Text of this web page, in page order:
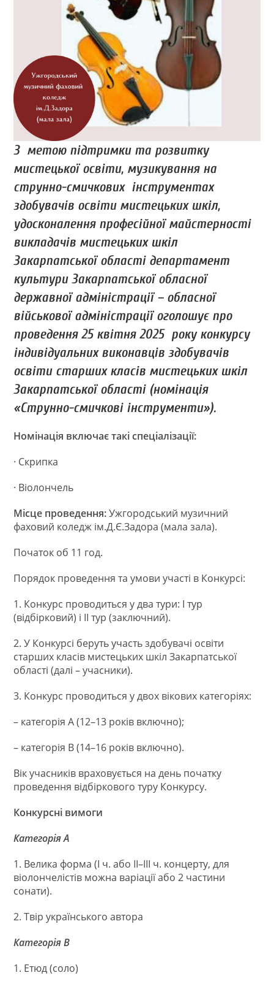
З метою підтримки та розвитку
мистецької освіти, музикування на
струнно-смичкових інструментах
здобувачів освіти мистецьких шкіл,
удосконалення професійної майстерності
викладачів мистецьких шкіл
Закарпатської області департамент
культури Закарпатської обласної
державної адміністрації – обласної
військової адміністрації оголошує про
проведення 25 квітня 2025 року конкурсу
індивідуальних виконавців здобувачів
освіти старших класів мистецьких шкіл
Закарпатської області (номінація
«Струнно-смичкові інструменти»).
Номінація включає такі спеціалізації:
· Скрипка
· Віолончель
Місце проведення:Ужгородський музичний
фаховий коледж ім.Д.Є.Задора (мала зала).
Початок об 11 год.
Порядок проведення та умови участі в Конкурсі:
1. Конкурс проводиться у два тури: І тур
(відбірковий) і ІІ тур (заключний).
2. У Конкурсі беруть участь здобувачі освіти
старших класів мистецьких шкіл Закарпатської
області (далі – учасники).
3. Конкурс проводиться у двох вікових категоріях:
– категорія А (12–13 років включно);
– категорія В (14–16 років включно).
Вік учасників враховується на день початку
проведення відбіркового туру Конкурсу.
Конкурсні вимоги
Категорія А
1. Велика форма (I ч. або II–III ч. концерту, для
віолончелістів можна варіації або 2 частини
сонати).
2. Твір українського автора
Категорія В
1. Етюд (соло)